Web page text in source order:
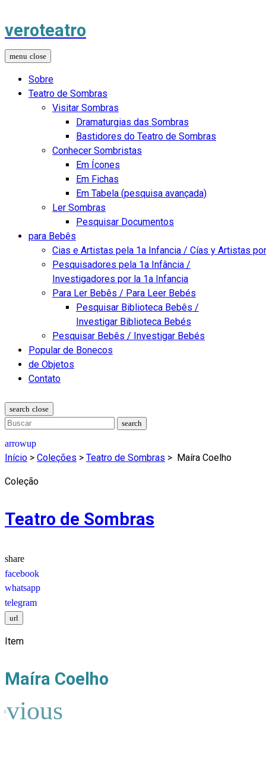
veroteatro
Sobre
Teatro de Sombras
Visitar Sombras
Dramaturgias das Sombras
Bastidores do Teatro de Sombras
Conhecer Sombristas
Em Ícones
Em Fichas
Em Tabela (pesquisa avançada)
Ler Sombras
Pesquisar Documentos
para Bebês
Cias e Artistas pela 1a Infancia / Cías y Artistas
Pesquisadores pela 1a Infância /
Investigadores por la 1a Infancia
Para Ler Bebês / Para Leer Bebés
Pesquisar Biblioteca Bebês /
Investigar Biblioteca Bebés
Pesquisar Bebês / Investigar Bebés
Popular de Bonecos
de Objetos
Contato
Início > Coleções > Teatro de Sombras > Maíra Coelho
Coleção
Teatro de Sombras
Item
Maíra Coelho